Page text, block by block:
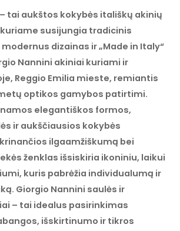
tai aukštos kokybės itališkų akinių
susijungia tradicinis
dizainas ir „Made in Italy“
Nannini akiniai kuriami ir
Reggio Emilia mieste, remiantis
optikos gamybos patirtimi.
elegantiškos formos,
ir aukščiausios kokybės
ilgaamžiškumą bei
ženklas išsiskiria ikoniniu, laikui
kuris pabrėžia individualumą ir
Giorgio Nannini saulės ir
– tai idealus pasirinkimas
išskirtinumo ir tikros